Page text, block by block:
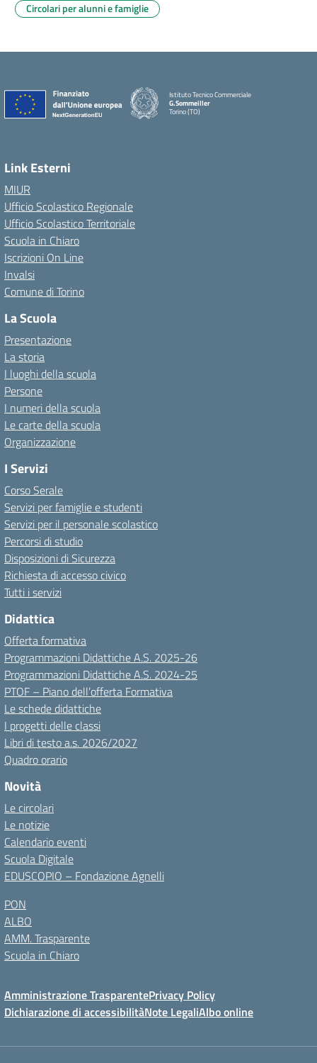
Circolari per alunni e famiglie
Istituto Tecnico Commerciale
G.Sommeiller
Torino (TO)
Link Esterni
MIUR
Ufficio Scolastico Regionale
Ufficio Scolastico Territoriale
Scuola in Chiaro
Iscrizioni On Line
Invalsi
Comune di Torino
La Scuola
Presentazione
La storia
I luoghi della scuola
Persone
I numeri della scuola
Le carte della scuola
Organizzazione
I Servizi
Corso Serale
Servizi per famiglie e studenti
Servizi per il personale scolastico
Percorsi di studio
Disposizioni di Sicurezza
Richiesta di accesso civico
Tutti i servizi
Didattica
Offerta formativa
Programmazioni Didattiche A.S. 2025-26
Programmazioni Didattiche A.S. 2024-25
PTOF – Piano dell’offerta Formativa
Le schede didattiche
I progetti delle classi
Libri di testo a.s. 2026/2027
Quadro orario
Novità
Le circolari
Le notizie
Calendario eventi
Scuola Digitale
EDUSCOPIO – Fondazione Agnelli
PON
ALBO
AMM. Trasparente
Scuola in Chiaro
Amministrazione TrasparentePrivacy Policy
Dichiarazione di accessibilitàNote LegaliAlbo online